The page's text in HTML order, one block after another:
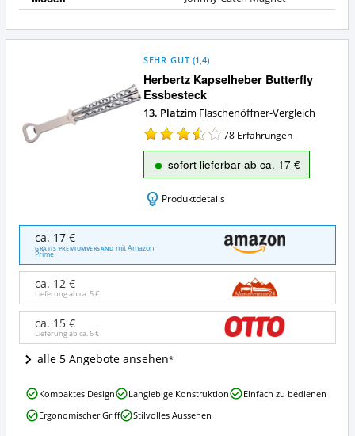
Herbertz Kapselheber Butterfly
Essbesteck
SEHR GUT (1,4)
13. Platzim Flaschenöffner-Vergleich
78 Erfahrungen
sofort lieferbar ab ca. 17 €
Produktdetails
Herbertz
Kapselheber
Butterfly
Essbesteck
Angebote:
Wo
ist
dieser
Flaschenöffner
erhältlich?
ca. 17 €
GRATIS PREMIUMVERSAND mit Amazon
Prime
ca. 12 €
Lieferung ab ca.5 €
ca. 15 €
Lieferung ab ca.6 €
alle 5 Angebote ansehen
Herbertz
Kapselheber
Butterfly
Kompaktes Design Langlebige Konstruktion
Einfach zu bedienen
Ergonomischer Griff
Stilvolles Aussehen